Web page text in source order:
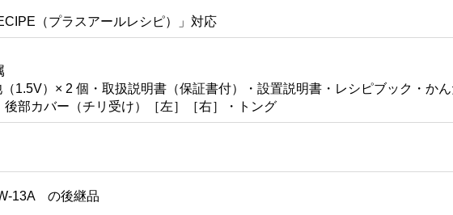
（プラスアールレシピ）」対応
1.5V）× 2 個・取扱説明書（保証書付）・設置説明書・レシピブック・か
後部カバー（チリ受け）［左］［右］・トング
13A の後継品